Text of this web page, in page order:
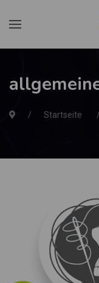
Startseite